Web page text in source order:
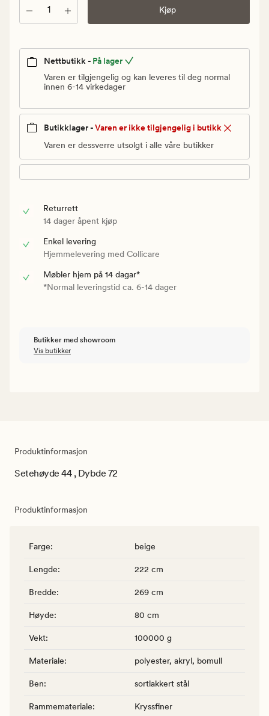
pris
Antall Kjøp
Nettbutikk - På lager
Varen er tilgjengelig og kan leveres til deg normal
innen 6-14 virkedager
Butikklager -Varen er ikke tilgjengelig i butikk
Varen er dessverre utsolgt i alle våre butikker
Returrett
14 dager åpent kjøp
Enkel levering
Hjemmelevering med Collicare
Møbler hjem på 14 dagar*
*Normal leveringstid ca. 6-14 dager
Butikker med showroom
Vis butikker
Produktinformasjon
Setehøyde 44 , Dybde 72
Produktinformasjon
Farge: beige
Lengde: 222 cm
Bredde: 269 cm
Høyde: 80 cm
Vekt: 100000 g
Materiale: polyester, akryl, bomull
Ben: sortlakkert stål
Rammemateriale: Kryssfiner